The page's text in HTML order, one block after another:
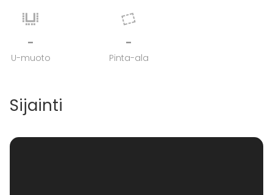
-
U-muoto
-
Pinta-ala
Sijainti